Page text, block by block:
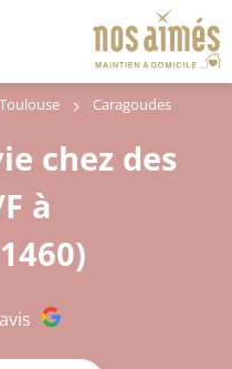
Toulouse Caragoudes
chez des
à